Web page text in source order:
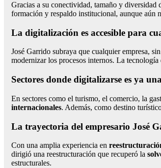
Gracias a su conectividad, tamaño y diversidad
formación y respaldo institucional, aunque aún
La digitalización es accesible para
José Garrido subraya que cualquier empresa,
modernizar los procesos internos. La
Sectores donde digitalizarse es ya
En sectores como el turismo, el comercio, la
internacionales. Además, como destino
La trayectoria del empresario José
Con una amplia experiencia en
dirigió una reestructuración que recuperó la
estructurales.